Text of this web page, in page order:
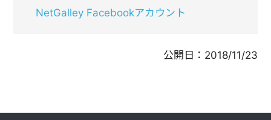
NetGalley Facebookアカウント
公開日： 2018/11/23